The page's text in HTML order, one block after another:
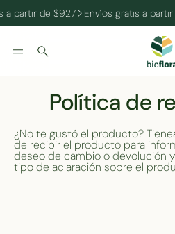
a partir de $927 Envíos gratis a
Buscar
Política de
¿No te gustó el producto?
de recibir el producto para
deseo de cambio o devolución
tipo de aclaración sobre el